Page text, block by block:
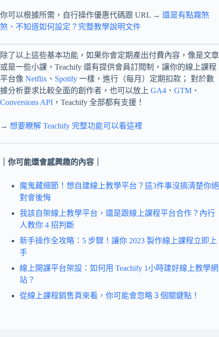
你可以根據所需，自行操作優惠代碼跟 URL → 還是有點霧煞
煞、不知道如何設定？完整教學說明文件
除了以上這些基本功能，如果你會定期產出付費內容，像是文章
或是一些小課，Teachify 還有提供會員訂閱制，讓你的線上課程
平台像 Netflix 、 Spotify 一樣，進行（每月）定期扣款； 對於數
據分析要求比較全面的創作者，也可以放上 GA4 、 GTM 、
Conversions API ，Teachify 全部都有支援！
→ 想要瞭解 Teachify 完整功能可以看這裡
｜你可能還會感興趣的內容｜
魔鬼藏細節！想自建線上教學平台？這3件事沒搞清楚你絕
對會後悔
我該自架線上教學平台，還是跟線上課程平台合作？內行
人教你 4 招判斷
新手操作全攻略：5 步驟！讓你 2023 製作線上課程立即上
手
線上開課平台架設：如何用 Teachify 1小時建好線上教學網
站？
從線上課程銷售頁來看，你可能會忽略３個關鍵點！